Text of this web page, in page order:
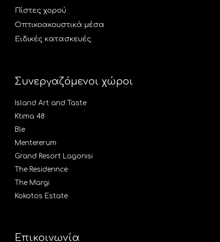
Πίστες χορού
Οπτικοακουστικά μέσα
Ειδικές κατασκευές
Συνεργαζόμενοι χώροι
Island Art and Taste
Ktima 48
Ble
Mentererum
Grand Resort Lagonisi
The Residennce
The Margi
Kokotos Estate
Επικοινωνία